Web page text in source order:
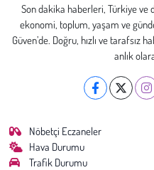
Son dakika haberleri, Türkiye ve
ekonomi, toplum, yaşam ve
Güven’de. Doğru, hızlı ve tarafsız
anlık
Nöbetçi Eczaneler
Hava Durumu
Trafik Durumu